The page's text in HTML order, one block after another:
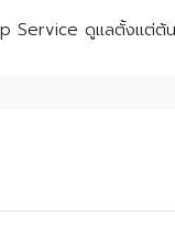
Service ดูแลตั้งแต่